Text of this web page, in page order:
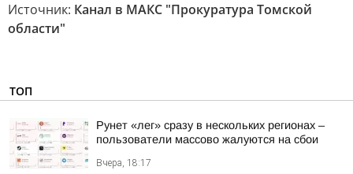
Источник: Канал в МАКС "Прокуратура Томской
области"
ТОП
Рунет «лег» сразу в нескольких регионах –
пользователи массово жалуются на сбои
Вчера, 18:17